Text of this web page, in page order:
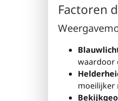
Factoren
waardoor
moeilijker